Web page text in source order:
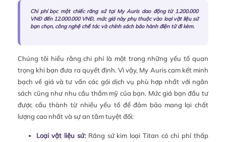
Chi phí bọc một chiếc răng sứ tại My Auris dao động từ 1.200.000
VNĐ đến 12.000.000 VNĐ, mức giá này phụ thuộc vào loại vật liệu sứ
bạn chọn, công nghệ chế tác và chính sách bảo hành điện tử đi kèm.
Chúng tôi hiểu rằng chi phí là một trong những yếu tố quan
trọng khi bạn đưa ra quyết định. Vì vậy, My Auris cam kết minh
bạch về giá và tư vấn các gói dịch vụ phù hợp nhất với ngân
sách cũng như nhu cầu thẩm mỹ của bạn. Mức giá bạn đầu tư
được cấu thành từ nhiều yếu tố để đảm bảo mang lại chất
lượng cao nhất và sự an tâm tuyệt đối:
Loại vật liệu sứ:Răng sứ kim loại Titan có chi phí thấp